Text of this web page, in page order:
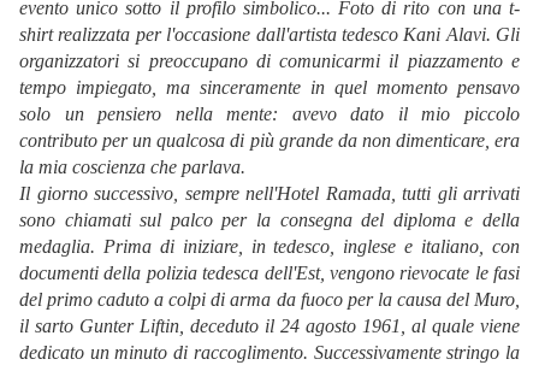
evento unico sotto il profilo simbolico... Foto di rito con una t-
shirt realizzata per l'occasione dall'artista tedesco Kani Alavi. Gli
organizzatori si preoccupano di comunicarmi il piazzamento e
tempo impiegato, ma sinceramente in quel momento pensavo
solo un pensiero nella mente: avevo dato il mio piccolo
contributo per un qualcosa di più grande da non dimenticare, era
la mia coscienza che parlava.
Il giorno successivo, sempre nell'Hotel Ramada, tutti gli arrivati
sono chiamati sul palco per la consegna del diploma e della
medaglia. Prima di iniziare, in tedesco, inglese e italiano, con
documenti della polizia tedesca dell'Est, vengono rievocate le fasi
del primo caduto a colpi di arma da fuoco per la causa del Muro,
il sarto Gunter Liftin, deceduto il 24 agosto 1961, al quale viene
dedicato un minuto di raccoglimento. Successivamente stringo la